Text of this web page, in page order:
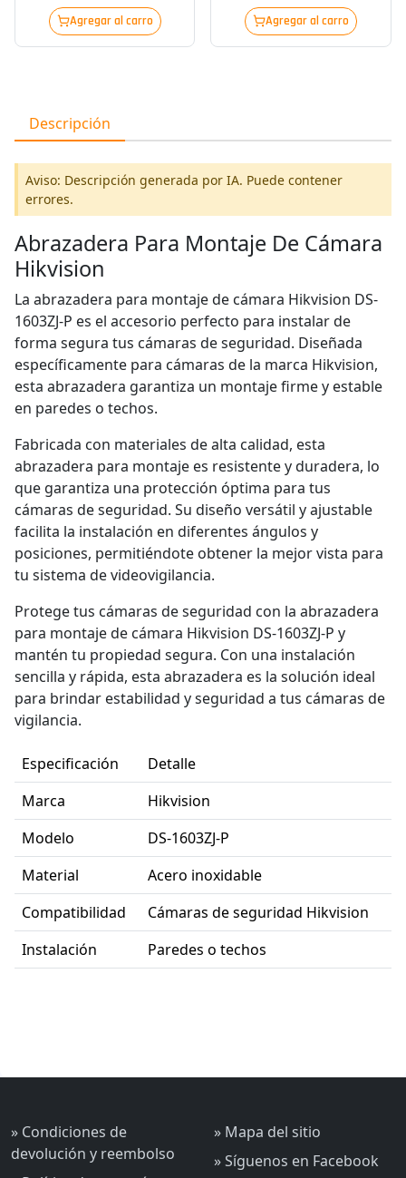
Agregar al carro Agregar al carro
Descripción
Aviso: Descripción generada por IA. Puede contener
errores.
Abrazadera Para Montaje De Cámara
Hikvision
La abrazadera para montaje de cámara Hikvision DS-
1603ZJ-P es el accesorio perfecto para instalar de
forma segura tus cámaras de seguridad. Diseñada
específicamente para cámaras de la marca Hikvision,
esta abrazadera garantiza un montaje firme y estable
en paredes o techos.
Fabricada con materiales de alta calidad, esta
abrazadera para montaje es resistente y duradera, lo
que garantiza una protección óptima para tus
cámaras de seguridad. Su diseño versátil y ajustable
facilita la instalación en diferentes ángulos y
posiciones, permitiéndote obtener la mejor vista para
tu sistema de videovigilancia.
Protege tus cámaras de seguridad con la abrazadera
para montaje de cámara Hikvision DS-1603ZJ-P y
mantén tu propiedad segura. Con una instalación
sencilla y rápida, esta abrazadera es la solución ideal
para brindar estabilidad y seguridad a tus cámaras de
vigilancia.
Especificación
Detalle
Marca
Hikvision
Modelo
DS-1603ZJ-P
Material
Acero inoxidable
Compatibilidad
Cámaras de seguridad Hikvision
Instalación
Paredes o techos
» Condiciones de
devolución y reembolso
» Mapa del sitio
» Síguenos en Facebook